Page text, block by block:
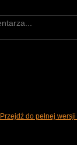
Przejdź do pełnej